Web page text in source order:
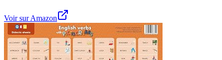
Voir sur Amazon